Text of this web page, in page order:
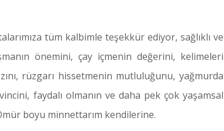
tüm kalbimle teşekkür ediyor, sağlıklı ve
önemini, çay içmenin değerini, kelimeleri
rüzgarı hissetmenin mutluluğunu, yağmurda
faydalı olmanın ve daha pek çok yaşamsal
boyu minnettarım kendilerine.